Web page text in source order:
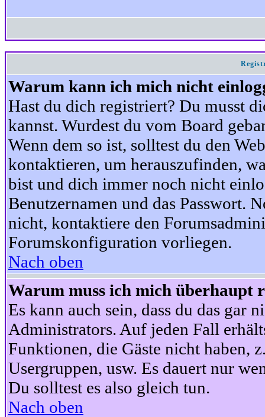
Warum kann ich mich nicht
Hast du dich registriert? Du musst
kannst. Wurdest du vom Board
Wenn dem so ist, solltest du den
kontaktieren, um herauszufinden,
bist und dich immer noch nicht
Benutzernamen und das Passwort.
nicht, kontaktiere den
Forumskonfiguration vorliegen.
Nach oben
Warum muss ich mich überhaupt
Es kann auch sein, dass du das gar
Administrators. Auf jeden Fall
Funktionen, die Gäste nicht haben,
Usergruppen, usw. Es dauert nur
Du solltest es also gleich tun.
Nach oben